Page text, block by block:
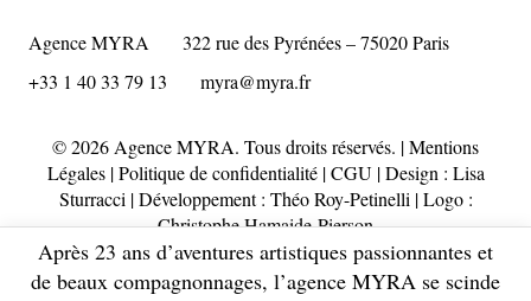
Agence MYRA
322 rue des Pyrénées – 75020 Paris
+33 1 40 33 79 13
myra@myra.fr
© 2026 Agence MYRA. Tous droits réservés. |Mentions
Légales|Politique de confidentialité|CGU| Design : Lisa
Sturracci | Développement : Théo Roy-Petinelli | Logo :
Christophe Hamaide-Pierson
Après 23 ans d’aventures artistiques passionnantes et
de beaux compagnonnages, l’agence MYRA se scinde